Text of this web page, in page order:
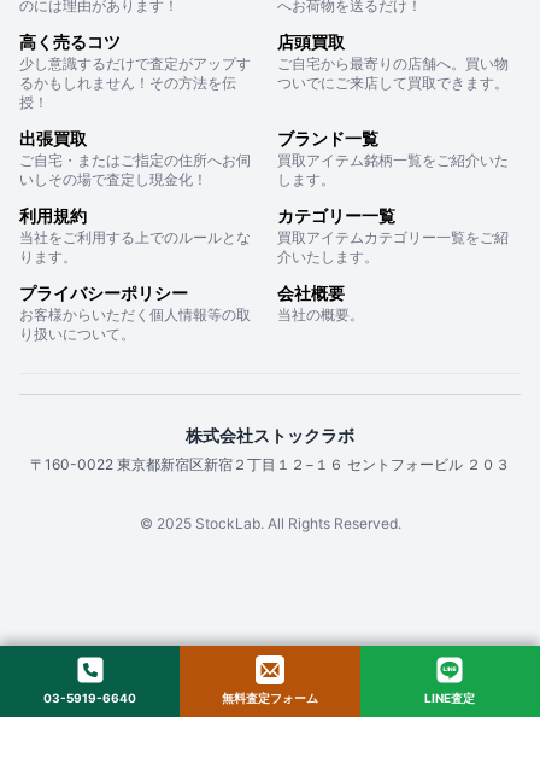
のには理由があります！
へお荷物を送るだけ！
高く売るコツ
少し意識するだけで査定がアップす
るかもしれません！その方法を伝
授！
店頭買取
ご自宅から最寄りの店舗へ。買い物
ついでにご来店して買取できます。
出張買取
ご自宅・またはご指定の住所へお伺
いしその場で査定し現金化！
ブランド一覧
買取アイテム銘柄一覧をご紹介いた
します。
利用規約
当社をご利用する上でのルールとな
ります。
カテゴリー一覧
買取アイテムカテゴリー一覧をご紹
介いたします。
プライバシーポリシー
お客様からいただく個人情報等の取
り扱いについて。
会社概要
当社の概要。
株式会社ストックラボ
〒160-0022 東京都新宿区新宿２丁目１２−１６ セントフォービル ２０３
© 2025 StockLab. All Rights Reserved.
03-5919-6640 無料査定フォーム LINE査定